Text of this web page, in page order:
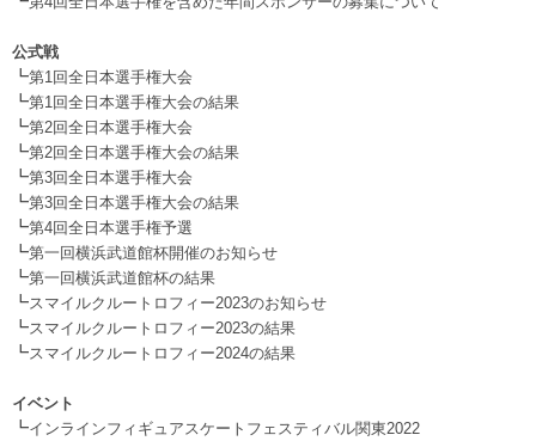
公式戦
┗第1回全日本選手権大会
┗第1回全日本選手権大会の結果
┗第2回全日本選手権大会
┗第2回全日本選手権大会の結果
┗第3回全日本選手権大会
┗第3回全日本選手権大会の結果
┗第4回全日本選手権予選
┗第一回横浜武道館杯開催のお知らせ
┗第一回横浜武道館杯の結果
┗スマイルクルートロフィー2023のお知らせ
┗スマイルクルートロフィー2023の結果
┗スマイルクルートロフィー2024の結果
イベント
┗インラインフィギュアスケートフェスティバル関東2022